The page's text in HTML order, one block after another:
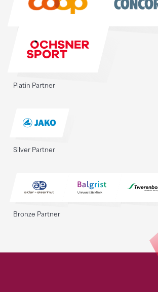
Platin Partner
Silver Partner
Bronze Partner